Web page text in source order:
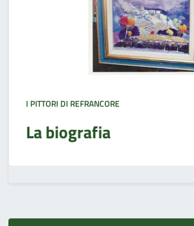
I PITTORI DI REFRANCORE
La biografia